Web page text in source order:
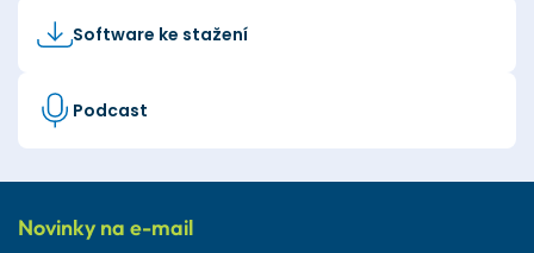
Software ke stažení
Podcast
Novinky na e-mail